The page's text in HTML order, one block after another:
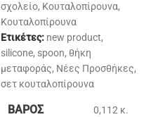
σχολείο, Κουταλοπίρουνα,
Κουταλοπίρουνα
Ετικέτες: new product,
silicone, spoon, θήκη
μεταφοράς, Νέες Προσθήκες,
σετ κουταλοπίρουνα
ΒΆΡΟΣ 0,112 κ.